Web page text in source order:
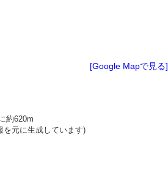
[Google Mapで見る]
約620m
を元に生成しています)